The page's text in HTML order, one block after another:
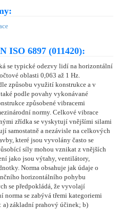
ISO 6897 (011420):
se typické odezvy lidí na horizontální
oblasti 0,063 až 1 Hz.
způsobu využití konstrukce a v
podle povahy vykonávané
způsobené vibracemi
normy. Celkové vibrace
zřídka se vyskytují vnějšími silami
samostatně a nezávisle na celkových
které jsou vyvolány často se
síly mohou vznikat z vnějších
jako jsou výtahy, ventilátory,
Norma obsahuje jak údaje o
horizontálního pohybu
se předpokládá, že vyvolají
se zabývá třemi kategoriemi
základní prahový účinek; b)